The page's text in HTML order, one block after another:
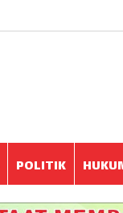
POLITIK